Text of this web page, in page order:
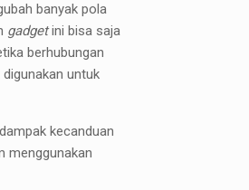
banyak pola
gadgetini bisa saja
berhubungan
untuk
kecanduan
menggunakan